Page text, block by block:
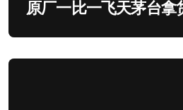
原厂一比一飞天茅台拿